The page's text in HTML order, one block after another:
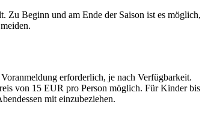
Beginn und am Ende der Saison ist es
erforderlich, je nach Verfügbarkeit.
von 15 EUR pro Person möglich. Für Kinder
mit einzubeziehen.